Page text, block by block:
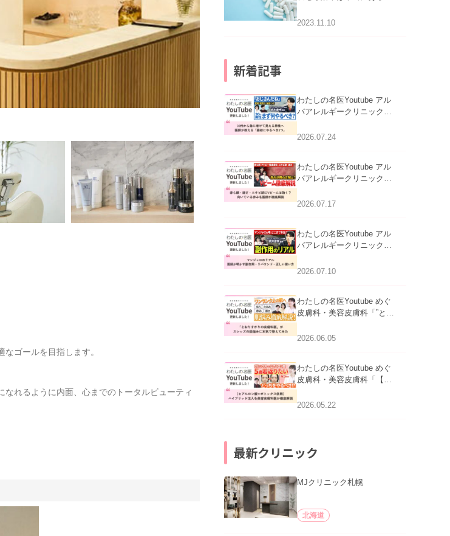
ゴールを目指します。
れるように内面、心までのトータルビューティ
2023.11.10
新着記事
わたしの名医Youtube アル
バアレルギークリニック札
える男性へ｜医師が教える
2026.07.24
わたしの名医Youtube アル
バアレルギークリニック札
跡にVビームは効く？向い
2026.07.17
わたしの名医Youtube アル
バアレルギークリニック札
医師が明かす副作用・リバ
2026.07.10
わたしの名医Youtube めぐ
皮膚科・美容皮膚科「”とお
ッズの肌悩みに本気で答え
2026.06.05
わたしの名医Youtube めぐ
皮膚科・美容皮膚科「【ヒ
用】ハイブリッド注入を美
2026.05.22
最新クリニック
MJクリニック札幌
北海道